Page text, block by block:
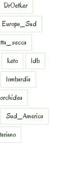
DrOetker
Europa_Sud
keto
ldb
lombardia
orchidea
Sud_America